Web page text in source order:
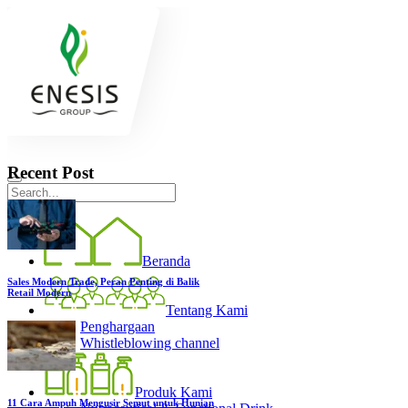
Beranda
Tentang Kami
Penghargaan
Whistleblowing channel
Produk Kami
Recent Post
Sales Modern Trade, Peran Penting di Balik
Retail Modern
11 Cara Ampuh Mengusir Semut untuk Hunian